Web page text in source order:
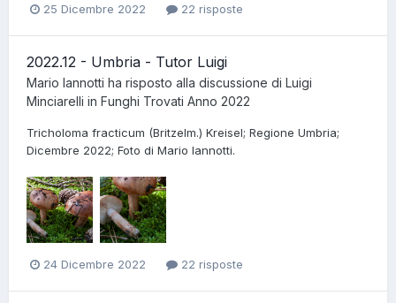
25 Dicembre 2022 22 risposte
2022.12 - Umbria - Tutor Luigi
Mario Iannotti ha risposto alla discussione di Luigi
Minciarelli in Funghi Trovati Anno 2022
Tricholoma fracticum (Britzelm.) Kreisel; Regione Umbria;
Dicembre 2022; Foto di Mario Iannotti.
24 Dicembre 2022 22 risposte